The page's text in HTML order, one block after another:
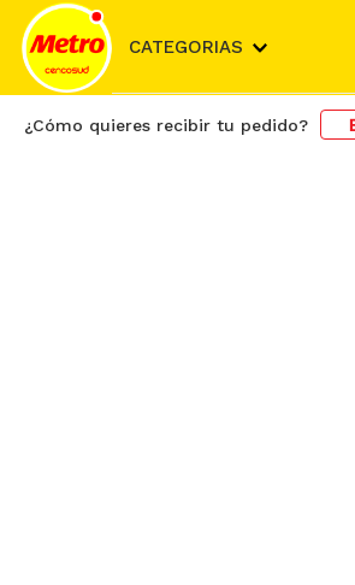
CATEGORIAS
¿Cómo quieres recibir tu pedido?